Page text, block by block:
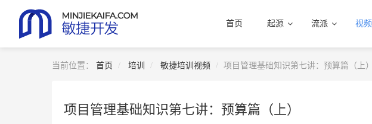
首页 起源 流派 视频
当前位置： 首页 培训 敏捷培训视频 项目管理基础知识第七讲：预算篇（上）
项目管理基础知识第七讲：预算篇（上）